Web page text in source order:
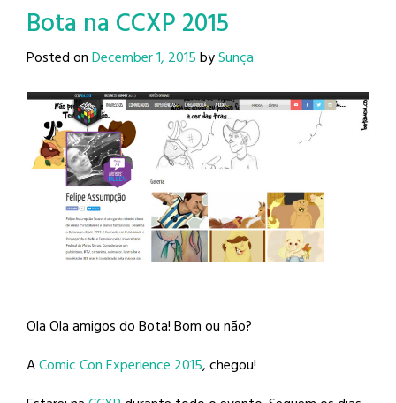
Bota na CCXP 2015
Posted onDecember 1, 2015bySunça
Ola Ola amigos do Bota! Bom ou não?
AComic Con Experience 2015, chegou!